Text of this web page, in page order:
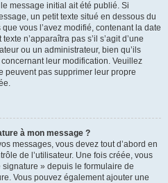
message initial ait été publié. Si
un petit texte situé en dessous du
vous l’avez modifié, contenant la date
n’apparaîtra pas s’il s’agit d’une
ou un administrateur, bien qu’ils
leur modification. Veuillez
peuvent pas supprimer leur propre
à mon message ?
messages, vous devez tout d’abord en
de l’utilisateur. Une fois créée, vous
» depuis le formulaire de
Vous pouvez également ajouter une